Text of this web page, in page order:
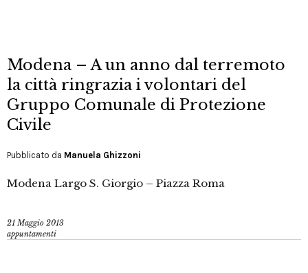
Modena – A un anno dal terremoto
la città ringrazia i volontari del
Gruppo Comunale di Protezione
Civile
Pubblicato da Manuela Ghizzoni
Modena Largo S. Giorgio – Piazza Roma
21 Maggio 2013
appuntamenti